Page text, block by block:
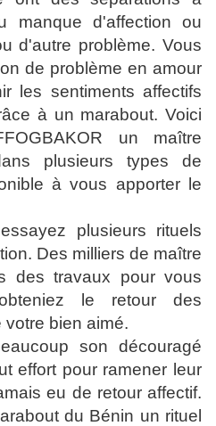
manque d'affection ou
d'autre problème. Vous
de problème en amour
les sentiments affectifs
à un marabout. Voici
un maître
plusieurs types de
à vous apporter le
plusieurs rituels
Des milliers de maître
des travaux pour vous
le retour des
bien aimé.
son découragé
effort pour ramener leur
eu de retour affectif.
du Bénin un rituel